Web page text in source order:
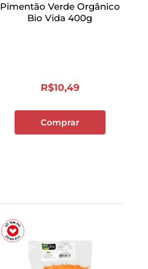
Pimentão Verde Orgânico
Bio Vida 400g
R$10,49
Comprar